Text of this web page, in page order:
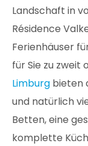
Landschaft in
Résidence
Ferienhäuser
für Sie zu zweit
Limburg bieten
und natürlich
Betten, eine
komplette